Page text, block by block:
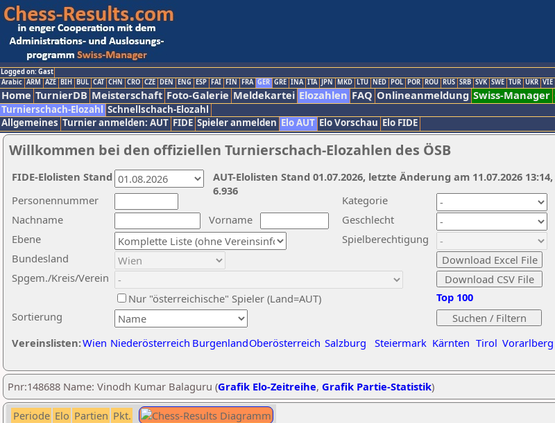
Logged on: Gast
Arabic ARM AZE BIH BUL CAT CHN CRO CZE DEN ENG ESP FAI FIN FRA GER GRE INA ITA JPN MKD LTU NED POL POR ROU RUS SRB SVK SWE TUR UKR VIE
Home TurnierDB Meisterschaft Foto-Galerie Meldekartei Elozahlen FAQ Onlineanmeldung Swiss-Manager
Turnierschach-Elozahl Schnellschach-Elozahl
Allgemeines Turnier anmelden: AUT FIDE Spieler anmelden Elo AUT Elo Vorschau Elo FIDE
Willkommen bei den offiziellen Turnierschach-Elozahlen des ÖSB
Nachname
Vorname
Ebene
Kategorie
Sortierung
Personennummer
Bundesland
Spgem./Kreis/Verein
Geschlecht
Nur "österreichische" Spieler (Land=AUT)
Spielberechtigung
Vereinslisten:Wien Niederösterreich BurgenlandOberösterreich Salzburg Steiermark Kärnten Tirol Vorarlberg
Top 100
AUT-Elolisten Stand 01.07.2026, letzte Änderung am 11.07.2026
6.936
FIDE-Elolisten Stand
Pnr:148688 Name: Vinodh Kumar Balaguru (Grafik Elo-Zeitreihe, Grafik Partie-Statistik)
Periode Elo Partien Pkt.